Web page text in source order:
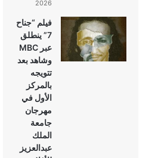
2026
فيلم “جناح
7” ينطلق
عبر MBC
وشاهد بعد
تتويجه
بالمركز
الأول في
مهرجان
جامعة
الملك
عبدالعزيز